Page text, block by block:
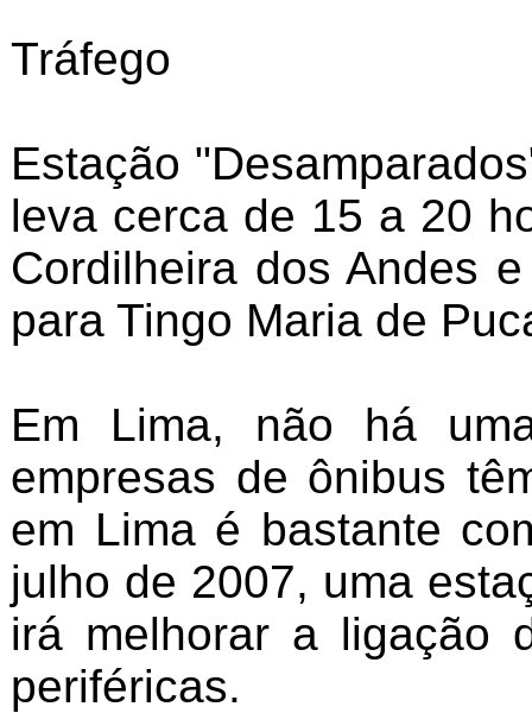
Tráfego
Estação
leva cerca de 15 a 20
Cordilheira dos Andes
para Tingo Maria de
Em Lima, não há
empresas de ônibus
em Lima é bastante
julho de 2007, uma
irá melhorar a ligação
periféricas.